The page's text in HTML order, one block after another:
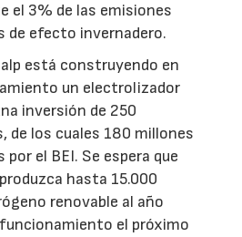
el 3% de las emisiones
de efecto invernadero.
está construyendo en
un electrolizador
inversión de 250
de los cuales 180 millones
el BEI. Se espera que
hasta 15.000
renovable al año
el próximo